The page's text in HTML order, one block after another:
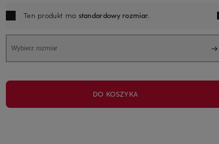
Ten produkt ma standardowy rozmiar.
Wybierz rozmiar
DO KOSZYKA